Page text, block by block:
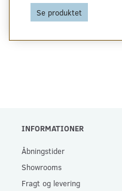
Se produktet
INFORMATIONER
Åbningstider
Showrooms
Fragt og levering